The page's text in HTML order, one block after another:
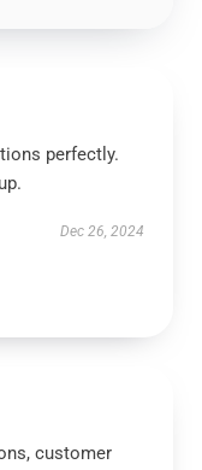
perfectly.
Dec 26, 2024
customer